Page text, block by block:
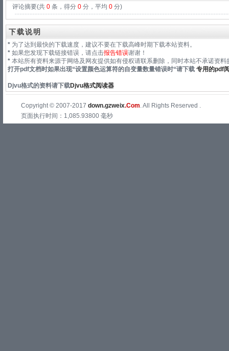
评论摘要(共 0 条，得分 0 分，平均 0 分)
下载说明
* 为了达到最快的下载速度，建议不要在下载高峰时期下载本站资料。
* 如果您发现下载链接错误，请点击报告错误谢谢！
* 本站所有资料来源于网络及网友提供如有侵权请联系删除，同时本站不承诺资料
打开pdf文档时如果出现“设置颜色运算符的自变量数量错误时“请下载 专用的pdf
Djvu格式的资料请下载Djvu格式阅读器
Copyright © 2007-2017 down.gzweix.Com. All Rights Reserved .
页面执行时间：1,085.93800 毫秒